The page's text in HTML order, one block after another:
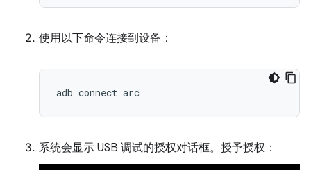
使用以下命令连接到设备：
系统会显示 USB 调试的授权对话框。授予授权：